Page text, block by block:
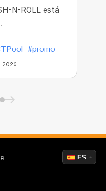
N-ROLL está
#promo
2026
ES